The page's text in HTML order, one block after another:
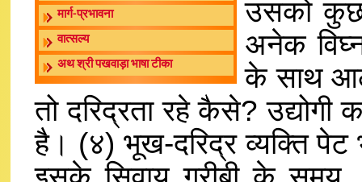
मार्ग-प्रभावना
वात्सल्य
अथ श्री पखवाड़ा भाषा टीका
उसको कुछ
अनेक
के साथ
तो दरिद्रता रहे कैसे?
है। (४) भूख-दरिद्र व्यक्ति पेट